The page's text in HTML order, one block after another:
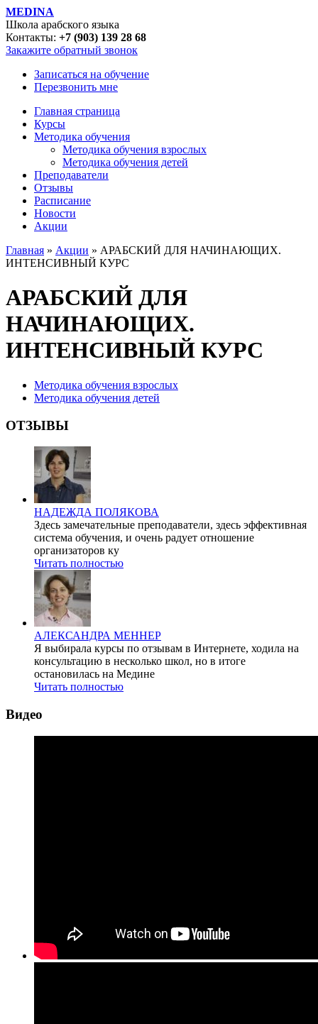
MEDINA
Школа арабского языка
Контакты: +7 (903) 139 28 68
Закажите обратный звонок
Записаться на обучение
Перезвонить мне
Главная страница
Курсы
Методика обучения
Методика обучения взрослых
Методика обучения детей
Преподаватели
Отзывы
Расписание
Новости
Акции
Главная » Акции » АРАБСКИЙ ДЛЯ НАЧИНАЮЩИХ.
ИНТЕНСИВНЫЙ КУРС
АРАБСКИЙ ДЛЯ
НАЧИНАЮЩИХ.
ИНТЕНСИВНЫЙ КУРС
Методика обучения взрослых
Методика обучения детей
ОТЗЫВЫ
НАДЕЖДА ПОЛЯКОВА
Здесь замечательные преподаватели, здесь эффективная
система обучения, и очень радует отношение
организаторов ку
Читать полностью
АЛЕКСАНДРА МЕННЕР
Я выбирала курсы по отзывам в Интернете, ходила на
консультацию в несколько школ, но в итоге
остановилась на Медине
Читать полностью
Видео